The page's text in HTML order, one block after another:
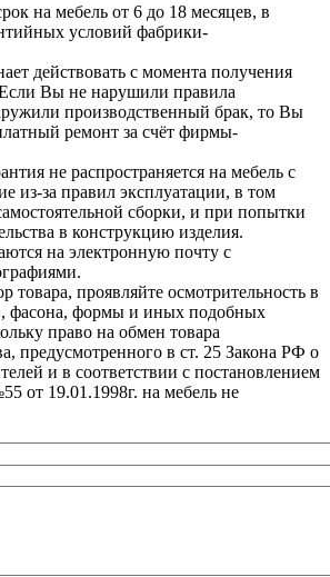
на мебель от 6 до 18 месяцев, в
условий фабрики-
действовать с момента получения
Если Вы не нарушили правила
производственный брак, то Вы
ремонт за счёт фирмы-
не распространяется на мебель с
из-за правил эксплуатации, в том
сборки, и при попытки
в конструкцию изделия.
на электронную почту с
товара, проявляйте осмотрительность в
фасона, формы и иных подобных
право на обмен товара
предусмотренного в ст. 25 Закона РФ о
и в соответствии с постановлением
от 19.01.1998г. на мебель не